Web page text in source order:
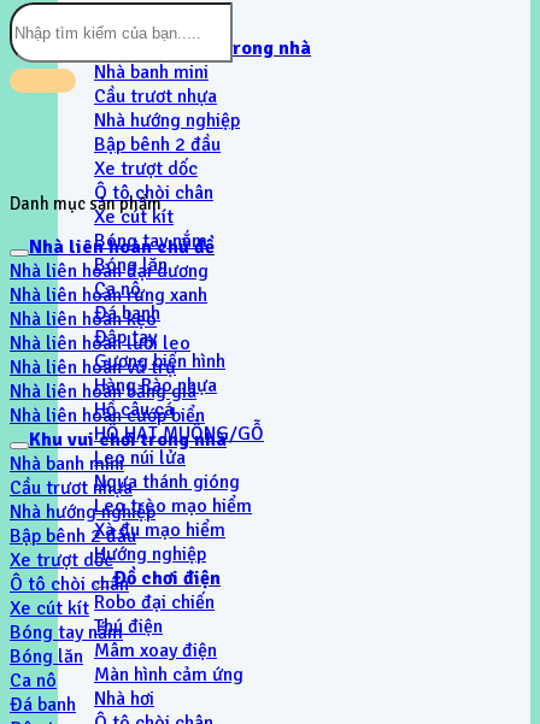
Khu vui chơi trong nhà
Nhà banh mini
Cầu trươt nhựa
Nhà hướng nghiệp
Bập bênh 2 đầu
Xe trượt dốc
Ô tô chòi chân
Xe cút kít
Bóng tay nắm
Bóng lăn
Ca nô
Đá banh
Đập tay
Gương biến hình
Hàng Rào nhựa
Hồ câu cá
HỒ HẠT MUỒNG/GỖ
Leo núi lửa
Ngựa thánh gióng
Leo trèo mạo hiểm
Xà đu mạo hiểm
Hướng nghiệp
Đồ chơi điện
Robo đại chiến
Thú điện
Mâm xoay điện
Màn hình cảm ứng
Nhà hơi
Tìm
kiếm:
Danh mục sản phẩm
Nhà liên hoàn chủ đề
Nhà liên hoàn đại dương
Nhà liên hoàn rừng xanh
Nhà liên hoàn kẹo
Nhà liên hoàn lưới leo
Nhà liên hoàn vũ trụ
Nhà liên hoàn băng giá
Nhà liên hoàn cướp biển
Khu vui chơi trong nhà
Nhà banh mini
Cầu trươt nhựa
Nhà hướng nghiệp
Bập bênh 2 đầu
Xe trượt dốc
Ô tô chòi chân
Xe cút kít
Bóng tay nắm
Bóng lăn
Ca nô
Đá banh